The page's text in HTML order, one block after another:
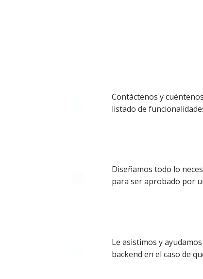
Contáctenos y
listado de
Diseñamos todo lo
para ser aprobado por
Le asistimos y
backend en el caso de